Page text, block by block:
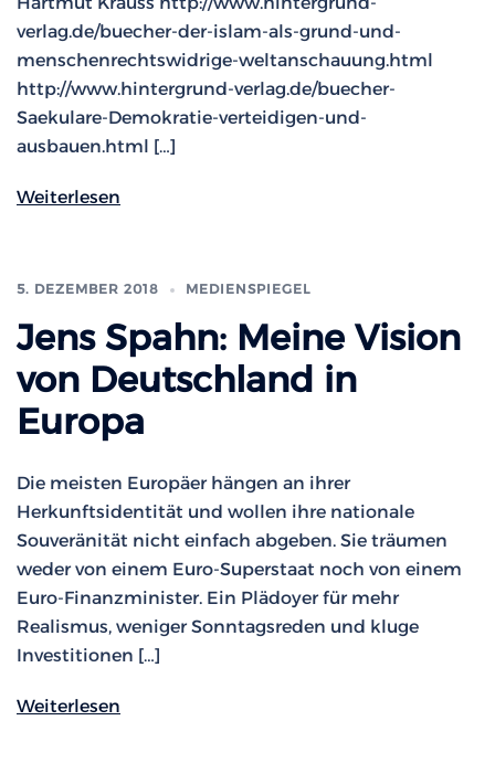
verlag.de/buecher-der-islam-als-grund-und-
menschenrechtswidrige-weltanschauung.html
http://www.hintergrund-verlag.de/buecher-
Saekulare-Demokratie-verteidigen-und-
ausbauen.html […]
Weiterlesen
5. DEZEMBER 2018 MEDIENSPIEGEL
Jens Spahn: Meine Vision
von Deutschland in
Europa
Die meisten Europäer hängen an ihrer
Herkunftsidentität und wollen ihre nationale
Souveränität nicht einfach abgeben. Sie träumen
weder von einem Euro-Superstaat noch von einem
Euro-Finanzminister. Ein Plädoyer für mehr
Realismus, weniger Sonntagsreden und kluge
Investitionen […]
Weiterlesen